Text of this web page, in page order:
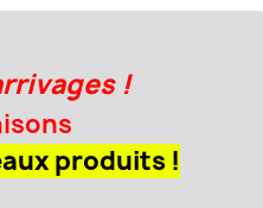
!
produits !